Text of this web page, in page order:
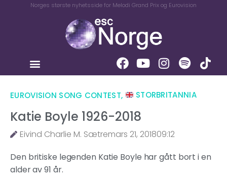
Norges største nyhetsside for Melodi Grand Prix og Eurovision
EUROVISION SONG CONTEST, STORBRITANNIA
Katie Boyle 1926-2018
Eivind Charlie M. Sætremars 21, 201809:12
Den britiske legenden Katie Boyle har gått bort i en
alder av 91 år.